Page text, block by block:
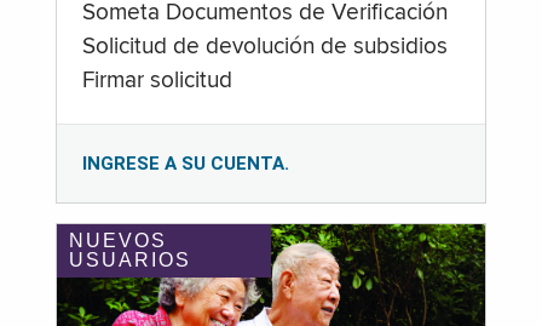
Someta Documentos de Verificación
Solicitud de devolución de subsidios
Firmar solicitud
INGRESE A SU CUENTA.
NUEVOS
USUARIOS